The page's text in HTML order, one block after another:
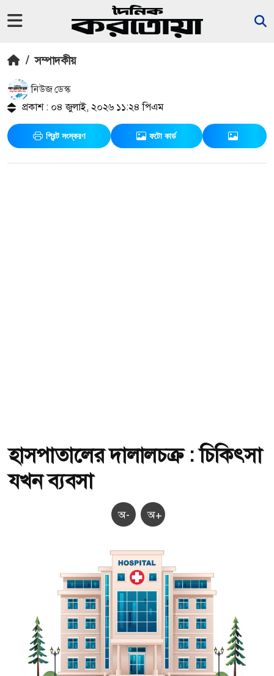
/ সম্পাদকীয়
নিউজ ডেস্ক
প্রকাশ : ০৪ জুলাই, ২০২৬ ১১:২৪ পিএম
প্রিন্ট সংস্করণ ফটো কার্ড
হাসপাতালের দালালচক্র : চিকিৎসা
যখন ব্যবসা
অ- অ+